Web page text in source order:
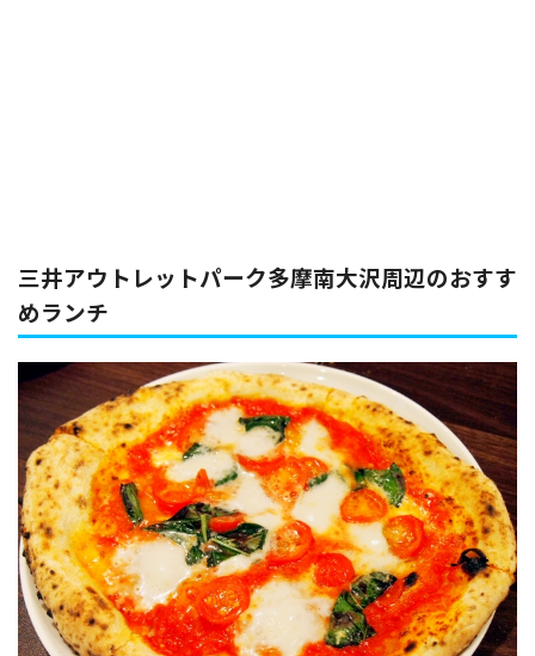
三井アウトレットパーク多摩南大沢周辺のおすす
めランチ